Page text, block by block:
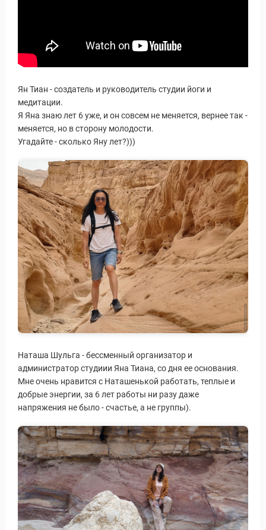
Ян Тиан - создатель и руководитель студии йоги и
медитации.
Я Яна знаю лет 6 уже, и он совсем не меняется, вернее так -
меняется, но в сторону молодости.
Угадайте - сколько Яну лет?)))
Наташа Шульга - бессменный организатор и
администратор студиии Яна Тиана, со дня ее основания.
Мне очень нравится с Наташенькой работать, теплые и
добрые энергии, за 6 лет работы ни разу даже
напряжения не было - счастье, а не группы).